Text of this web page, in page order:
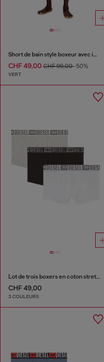
Short de bain style boxeur avec imprimé intégral.
CHF 49,00 CHF 99,00-50%
VERT
Lot de trois boxers en coton stretch avec ceinture ton sur ton
CHF 49,00
3 COULEURS